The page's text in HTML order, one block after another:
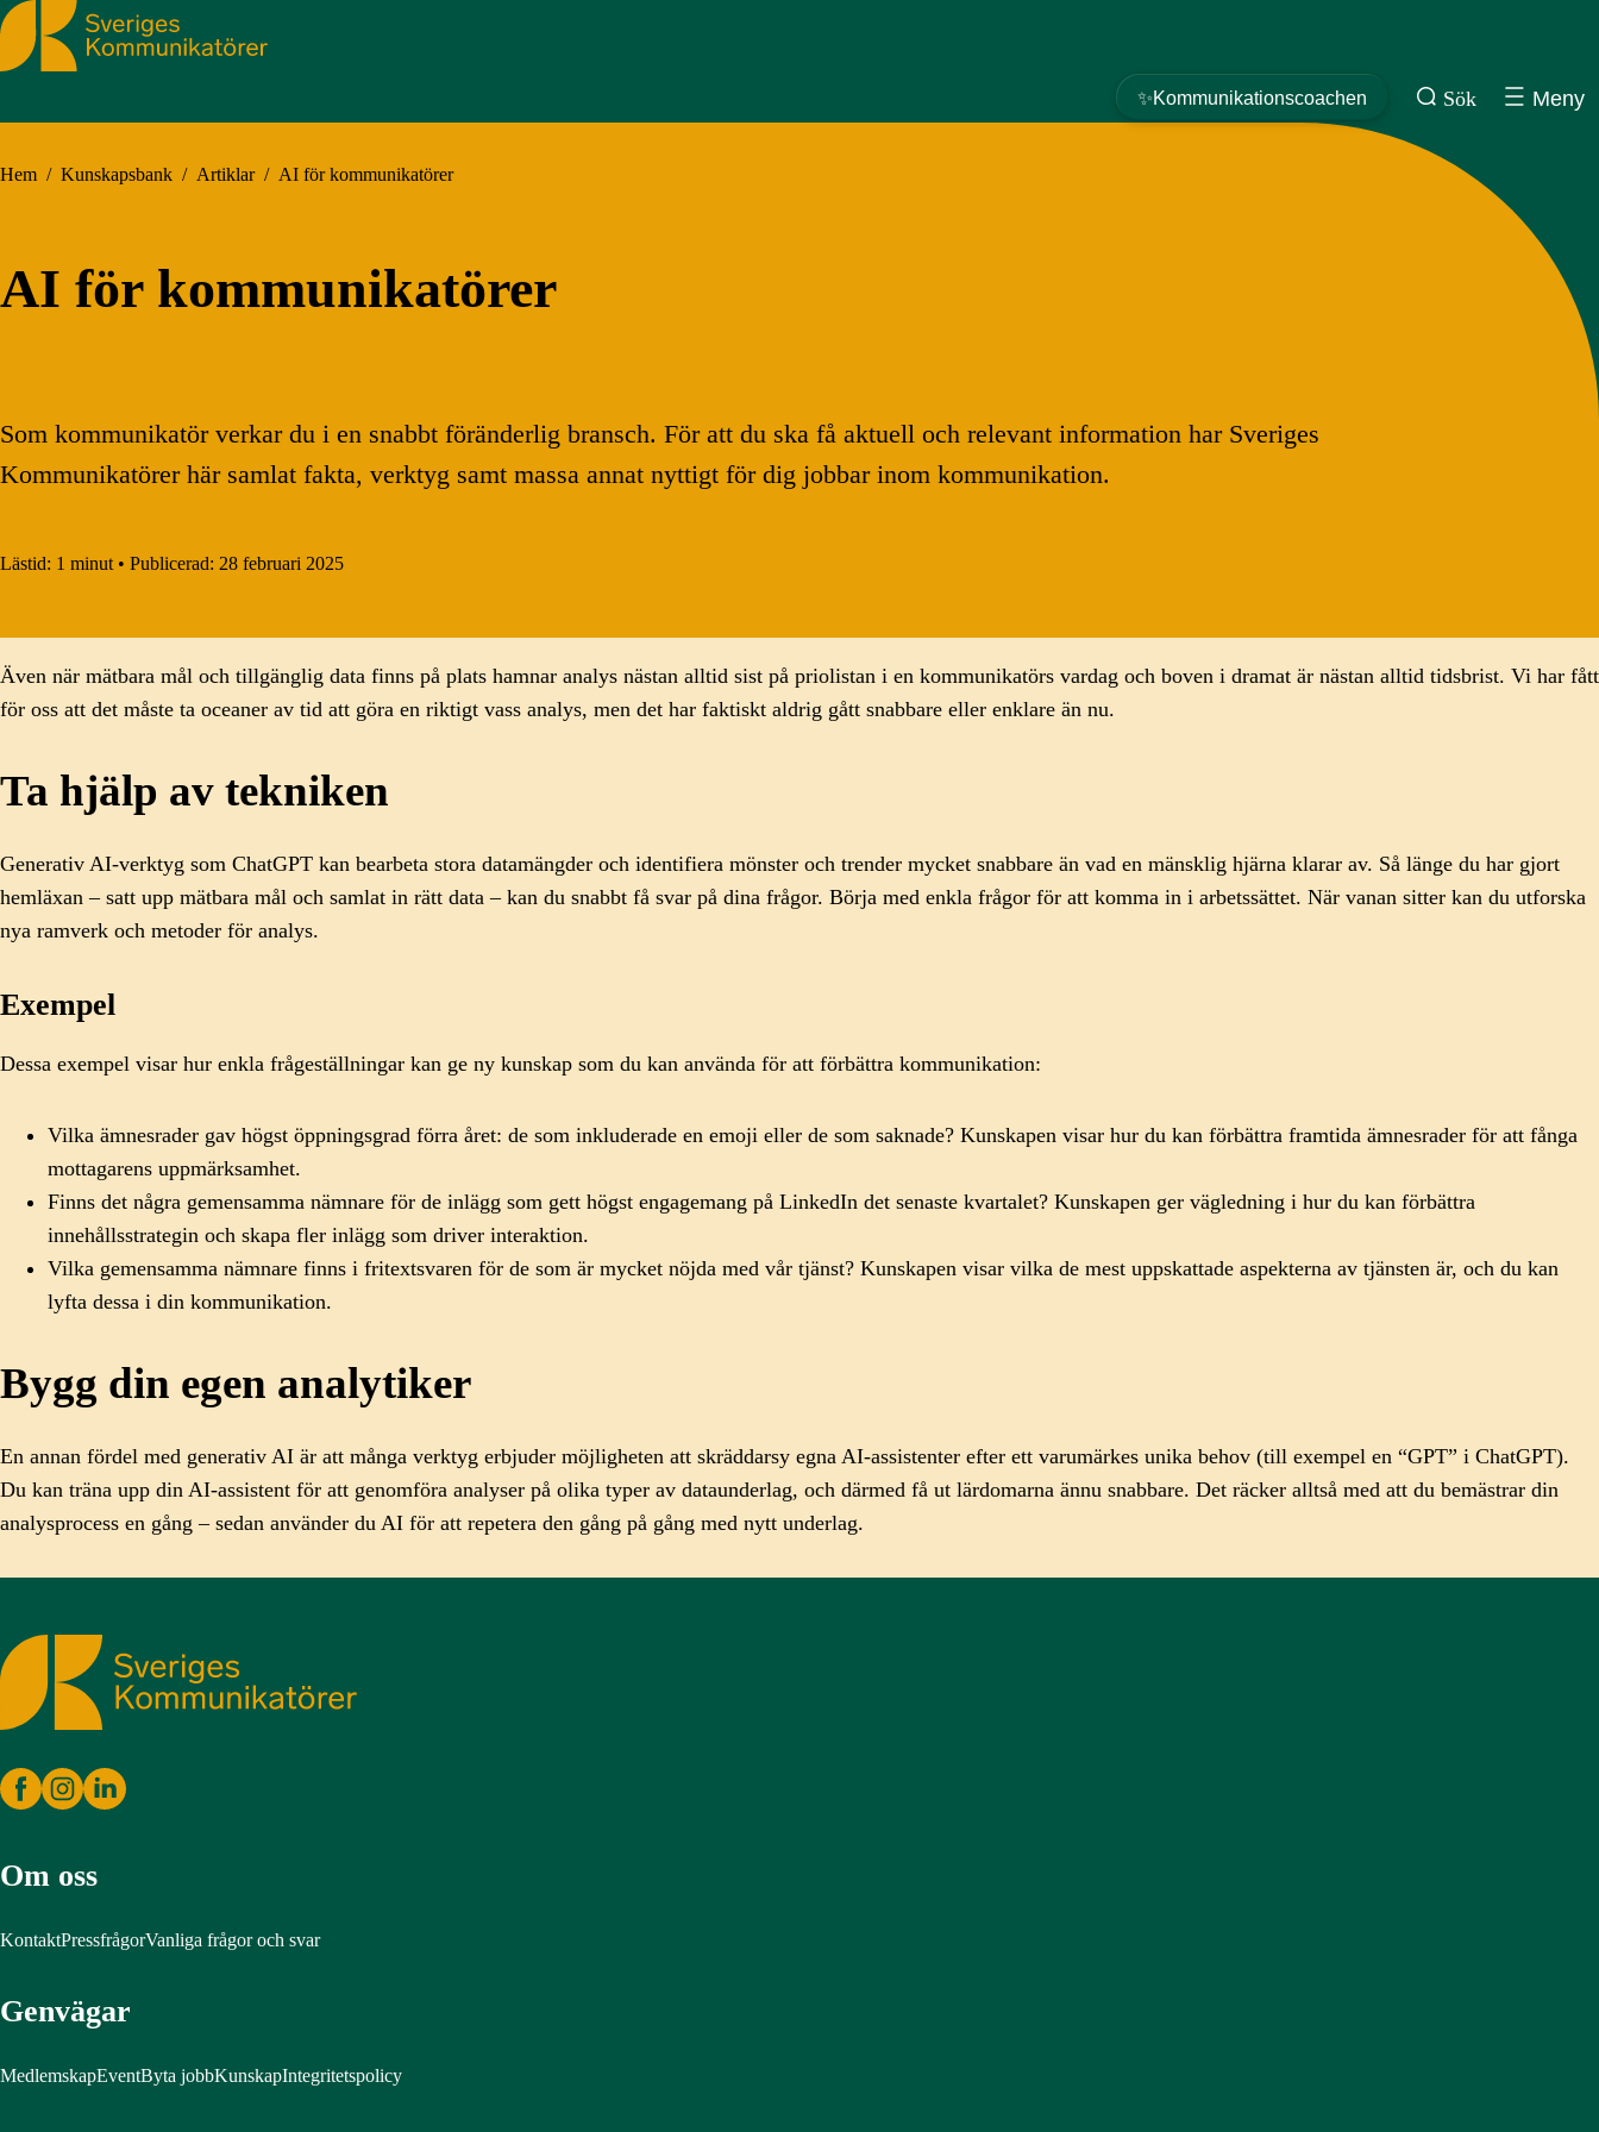
Sveriges Kommunikatörer
✨Kommunikationscoachen Sök Meny
Hem / Kunskapsbank / Artiklar / AI för kommunikatörer
AI för kommunikatörer
Som kommunikatör verkar du i en snabbt föränderlig bransch. För att du ska få aktuell och relevant information har Sveriges
Kommunikatörer här samlat fakta, verktyg samt massa annat nyttigt för dig jobbar inom kommunikation.
Lästid: 1 minut • Publicerad: 28 februari 2025
Även när mätbara mål och tillgänglig data finns på plats hamnar analys nästan alltid sist på priolistan i en kommunikatörs vardag och boven i dramat är nästan alltid tidsbrist. Vi har fått
för oss att det måste ta oceaner av tid att göra en riktigt vass analys, men det har faktiskt aldrig gått snabbare eller enklare än nu.
Ta hjälp av tekniken
Generativ AI-verktyg som ChatGPT kan bearbeta stora datamängder och identifiera mönster och trender mycket snabbare än vad en mänsklig hjärna klarar av. Så länge du har gjort
hemläxan – satt upp mätbara mål och samlat in rätt data – kan du snabbt få svar på dina frågor. Börja med enkla frågor för att komma in i arbetssättet. När vanan sitter kan du utforska
nya ramverk och metoder för analys.
Exempel
Dessa exempel visar hur enkla frågeställningar kan ge ny kunskap som du kan använda för att förbättra kommunikation:
Vilka ämnesrader gav högst öppningsgrad förra året: de som inkluderade en emoji eller de som saknade? Kunskapen visar hur du kan förbättra framtida ämnesrader för att fånga
mottagarens uppmärksamhet.
Finns det några gemensamma nämnare för de inlägg som gett högst engagemang på LinkedIn det senaste kvartalet? Kunskapen ger vägledning i hur du kan förbättra
innehållsstrategin och skapa fler inlägg som driver interaktion.
Vilka gemensamma nämnare finns i fritextsvaren för de som är mycket nöjda med vår tjänst? Kunskapen visar vilka de mest uppskattade aspekterna av tjänsten är, och du kan
lyfta dessa i din kommunikation.
Bygg din egen analytiker
En annan fördel med generativ AI är att många verktyg erbjuder möjligheten att skräddarsy egna AI-assistenter efter ett varumärkes unika behov (till exempel en “GPT” i ChatGPT).
Du kan träna upp din AI-assistent för att genomföra analyser på olika typer av dataunderlag, och därmed få ut lärdomarna ännu snabbare. Det räcker alltså med att du bemästrar din
analysprocess en gång – sedan använder du AI för att repetera den gång på gång med nytt underlag.
Sveriges Kommunikatörer
Om oss
KontaktPressfrågorVanliga frågor och svar
Genvägar
MedlemskapEventByta jobbKunskapIntegritetspolicy